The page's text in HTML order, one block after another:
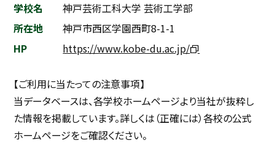
学校名
神戸芸術工科大学 芸術工学部
所在地
神戸市西区学園西町8-1-1
HP
https://www.kobe-du.ac.jp/
【ご利用に当たっての注意事項】
当データベースは、各学校ホームページより当社が抜粋し
た情報を掲載しています。詳しくは（正確には）各校の公式
ホームページをご確認ください。